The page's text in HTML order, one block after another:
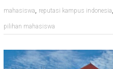
mahasiswa, reputasi kampus indonesia,
pilihan mahasiswa